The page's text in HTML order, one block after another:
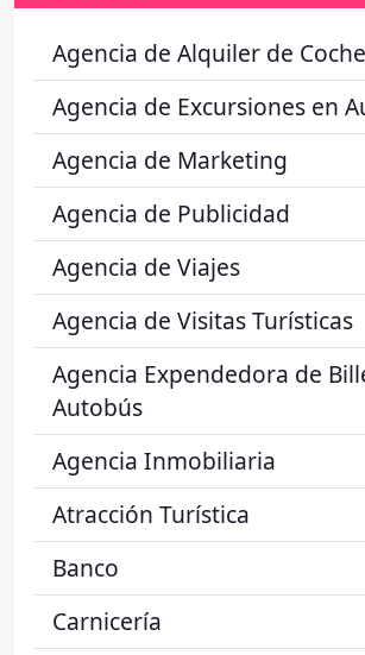
Agencia de Alquiler de
Agencia de Excursiones en
Agencia de Marketing
Agencia de Publicidad
Agencia de Viajes
Agencia de Visitas Turísticas
Agencia Expendedora de
Autobús
Agencia Inmobiliaria
Atracción Turística
Banco
Carnicería